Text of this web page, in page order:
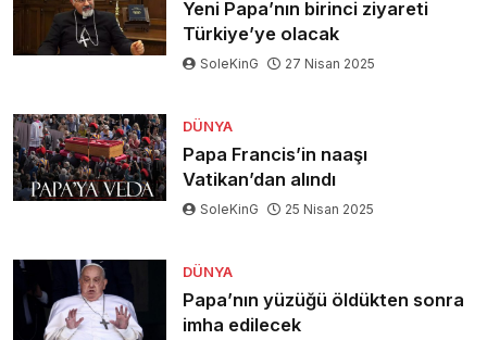
Yeni Papa’nın birinci ziyareti
Türkiye’ye olacak
SoleKinG 27 Nisan 2025
DÜNYA
Papa Francis’in naaşı
Vatikan’dan alındı
SoleKinG 25 Nisan 2025
DÜNYA
Papa’nın yüzüğü öldükten sonra
imha edilecek